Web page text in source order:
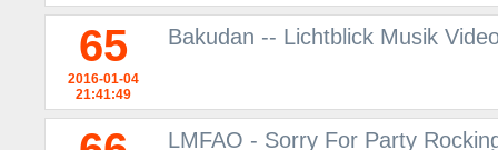
65
2016-01-04
21:41:49
Bakudan -- Lichtblick Musik
LMFAO - Sorry For Party